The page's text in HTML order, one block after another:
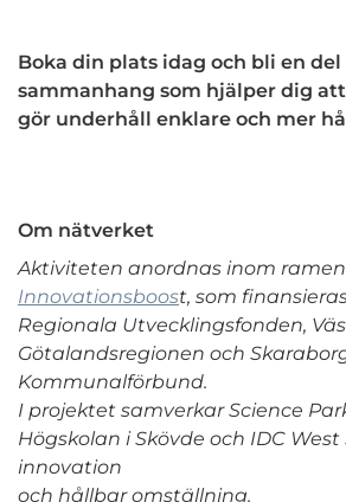
Boka din plats idag och bli en del
sammanhang som hjälper dig
gör underhåll enklare och mer
Om nätverket
Aktiviteten anordnas inom
Innovationsboost, som
Regionala Utvecklingsfonden,
Götalandsregionen och
Kommunalförbund.
I projektet samverkar Science
Högskolan i Skövde och IDC West
innovation
och hållbar omställning.